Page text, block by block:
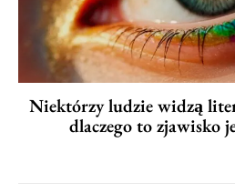
Niektórzy ludzie widzą
dlaczego to zjawisko